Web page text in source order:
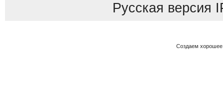
Русская версия
Создаем